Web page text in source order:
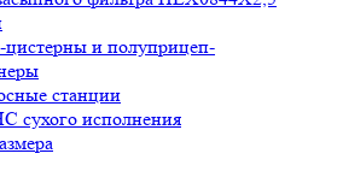
и полуприцеп-
станции
сухого исполнения